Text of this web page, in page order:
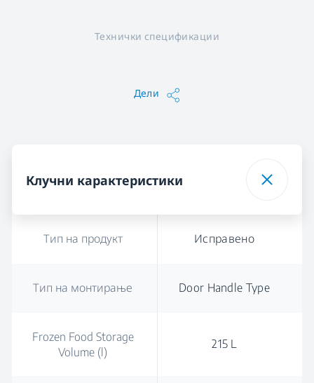
Технички спецификации
Дели
Клучни карактеристики
Тип на продукт Исправено
Тип на монтирање Door Handle Type
Frozen Food Storage
Volume (l)
215 L